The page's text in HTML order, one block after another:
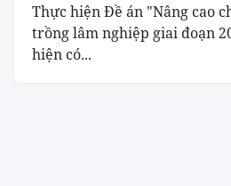
Thực hiện Đề án "Nâng cao
trồng lâm nghiệp giai đoạn
hiện có...